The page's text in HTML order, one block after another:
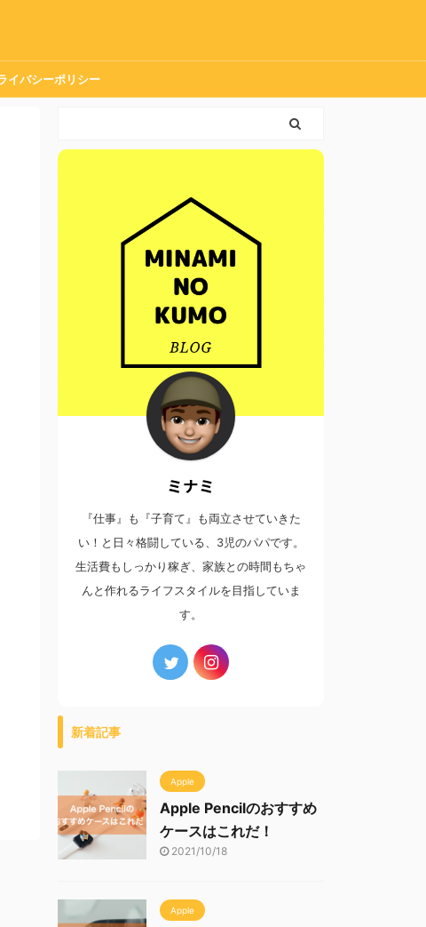
イバシーポリシー
ミナミ
『仕事』も『子育て』も両立させていきた
い！と日々格闘している、3児のパパです。
生活費もしっかり稼ぎ、家族との時間もちゃ
んと作れるライフスタイルを目指していま
す。
新着記事
Apple
Apple Pencilのおすすめ
ケースはこれだ！
2021/10/18
Apple